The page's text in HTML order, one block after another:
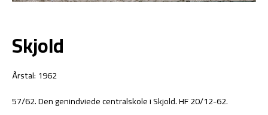
Skjold
Årstal: 1962
57/62. Den genindviede centralskole i Skjold. HF 20/12-62.